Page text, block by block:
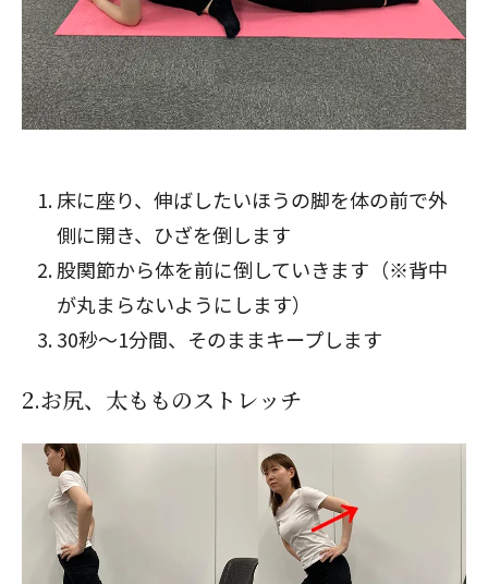
床に座り、伸ばしたいほうの脚を体の前で外
側に開き、ひざを倒します
股関節から体を前に倒していきます（※背中
が丸まらないようにします）
30秒～1分間、そのままキープします
2.お尻、太もものストレッチ